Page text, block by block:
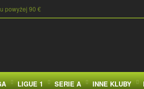
powyżej 90 €
LIGUE 1 SERIE A INNE KLUBY